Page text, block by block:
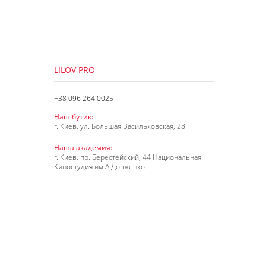
LILOV PRO
+38 096 264 0025
Наш бутик:
г. Киев, ул. Большая Васильковская, 28
Наша академия:
г. Киев, пр. Берестейский, 44 Национальная
Киностудия им А.Довженко